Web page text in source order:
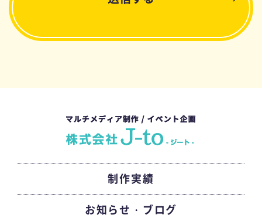
制作実績
お知らせ・ブログ